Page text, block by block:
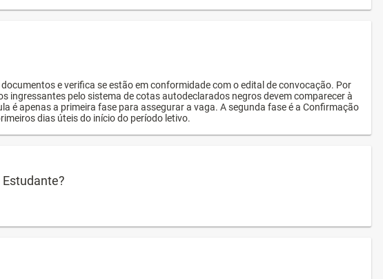
e verifica se estão em conformidade com o edital de convocação. Por
ingressantes pelo sistema de cotas autodeclarados negros devem comparecer à
é apenas a primeira fase para assegurar a vaga. A segunda fase é a Confirmação
dias úteis do início do período letivo.